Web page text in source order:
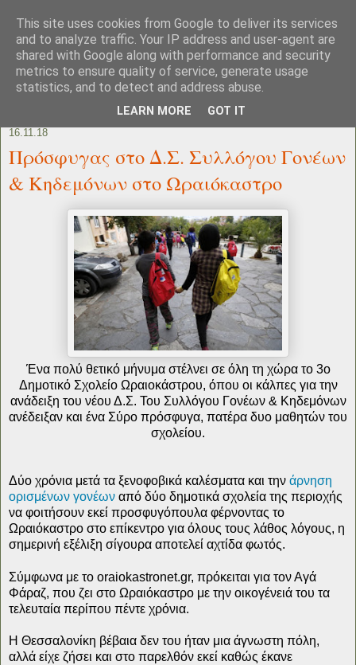
16.11.18
Πρόσφυγας στο Δ.Σ. Συλλόγου Γονέων
& Κηδεμόνων στο Ωραιόκαστρο
Ένα πολύ θετικό μήνυμα στέλνει σε όλη τη χώρα το 3ο
Δημοτικό Σχολείο Ωραιοκάστρου, όπου οι κάλπες για την
ανάδειξη του νέου Δ.Σ. Του Συλλόγου Γονέων & Κηδεμόνων
ανέδειξαν και ένα Σύρο πρόσφυγα, πατέρα δυο μαθητών του
σχολείου.
Δύο χρόνια μετά τα ξενοφοβικά καλέσματα και την άρνηση
ορισμένων γονέων από δύο δημοτικά σχολεία της περιοχής
να φοιτήσουν εκεί προσφυγόπουλα φέρνοντας το
Ωραιόκαστρο στο επίκεντρο για όλους τους λάθος λόγους, η
σημερινή εξέλιξη σίγουρα αποτελεί αχτίδα φωτός.
Σύμφωνα με το oraiokastronet.gr, πρόκειται για τον Αγά
Φάραζ, που ζει στο Ωραιόκαστρο με την οικογένειά του τα
τελευταία περίπου πέντε χρόνια.
Η Θεσσαλονίκη βέβαια δεν του ήταν μια άγνωστη πόλη,
αλλά είχε ζήσει και στο παρελθόν εκεί καθώς έκανε
This site uses cookies from Google to deliver its services
and to analyze traffic. Your IP address and user-agent are
shared with Google along with performance and security
metrics to ensure quality of service, generate usage
statistics, and to detect and address abuse.
LEARN MORE GOT IT